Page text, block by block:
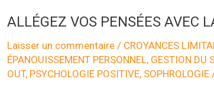
ALLÉGEZ VOS PENSÉES AVEC
Laisser un commentaire / CROYANCES
ÉPANOUISSEMENT PERSONNEL, GESTION DU
OUT, PSYCHOLOGIE POSITIVE, SOPHROLOGIE